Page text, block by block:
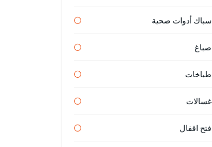
سباك أدوات صحية
صباغ
طباخات
غسالات
فتح اقفال